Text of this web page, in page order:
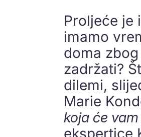
Proljeće je
imamo
doma zbog
zadržati?
dilemi,
Marie
koja će
ekspertice